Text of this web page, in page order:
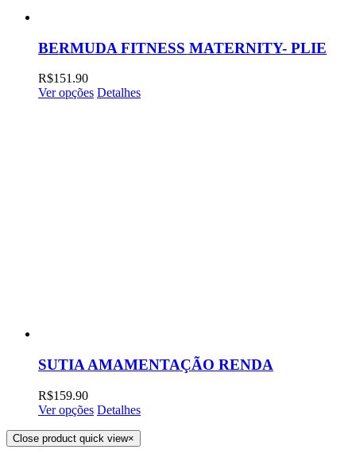
BERMUDA FITNESS MATERNITY- PLIE
R$151.90
Ver opções Detalhes
SUTIA AMAMENTAÇÃO RENDA
R$159.90
Ver opções Detalhes
Close product quick view×